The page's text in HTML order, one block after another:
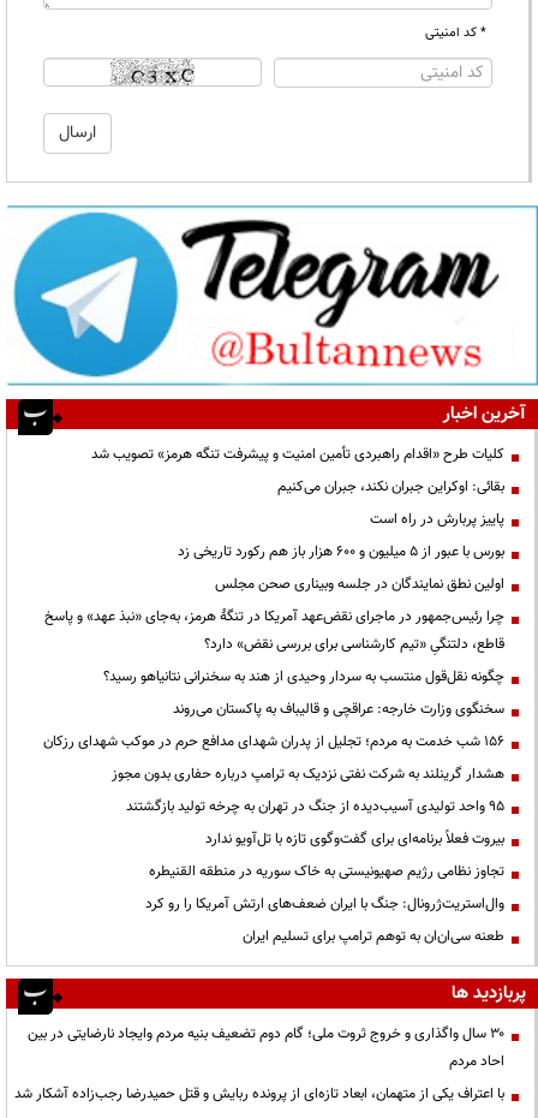
* کد امنیتی
آخرین اخبار
کلیات طرح «اقدام راهبردی تأمین امنیت و پیشرفت تنگه هرمز» تصویب شد
بقائی: اوکراین جبران نکند، جبران می‌کنیم
پاییز پربارش در راه است
بورس با عبور از ۵ میلیون و ۶۰۰ هزار باز هم رکورد تاریخی زد
اولین نطق نمایندگان در جلسه وبیناری صحن مجلس
چرا رئیس‌جمهور در ماجرای نقض‌عهد آمریکا در تنگهٔ هرمز، به‌جای «نبذ عهد» و پاسخ
قاطع، دلتنگیِ «تیم کارشناسی برای بررسی نقض» دارد؟
چگونه نقل‌قول منتسب به سردار وحیدی از هند به سخنرانی نتانیاهو رسید؟
سخنگوی وزارت خارجه: عراقچی و قالیباف به پاکستان می‌روند
۱۵۶ شب خدمت به مردم؛ تجلیل از پدران شهدای مدافع حرم در موکب شهدای رزکان
هشدار گرینلند به شرکت نفتی نزدیک به ترامپ درباره حفاری بدون مجوز
95 واحد تولیدی آسیب‌دیده از جنگ در تهران به چرخه تولید بازگشتند
بیروت فعلاً برنامه‌ای برای گفت‌وگوی تازه با تل‌آویو ندارد
تجاوز نظامی رژیم صهیونیستی به خاک سوریه در منطقه القنیطره
وال‌استریت‌ژرونال: جنگ با ایران ضعف‌های ارتش آمریکا را رو کرد
طعنه سی‌ان‌ان به توهم ترامپ برای تسلیم ایران
پربازدید ها
۳۰ سال واگذاری و خروج ثروت ملی؛ گام دوم تضعیف بنیه مردم وایجاد نارضایتی در بین
احاد مردم
با اعتراف یکی از متهمان، ابعاد تازه‌ای از پرونده ربایش و قتل حمیدرضا رجب‌زاده آشکار شد